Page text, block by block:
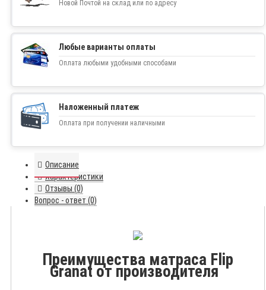
Новой Почтой на склад или по адресу
Любые варианты оплаты
Оплата любыми удобными способами
Наложенный платеж
Оплата при получении наличными
Описание
Характеристики
Отзывы (0)
Вопрос - ответ (0)
Преимущества матраса Flip
Granat от производителя